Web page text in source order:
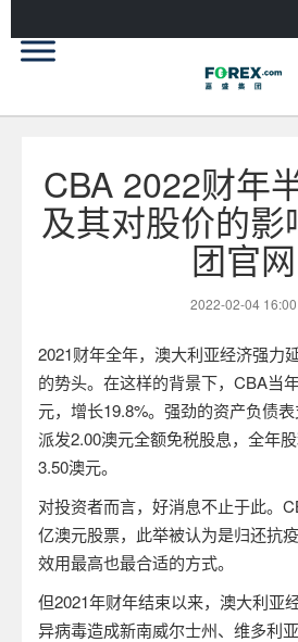
CBA 2022财年
及其对股价的
团官网
2022-02-04 16:00
2021财年全年，澳大利亚经济强力
的势头。在这样的背景下， CBA当
元，增长19.8%。强劲的资产负债
派发2.00澳元全额免税股息，全年
3.50澳元。
对投资者而言，好消息不止于此。
亿澳元股票，此举被认为是归还抗
效用最高也最合适的方式。
但2021年财年结束以来，澳大利亚
异病毒造成新南威尔士州、维多利